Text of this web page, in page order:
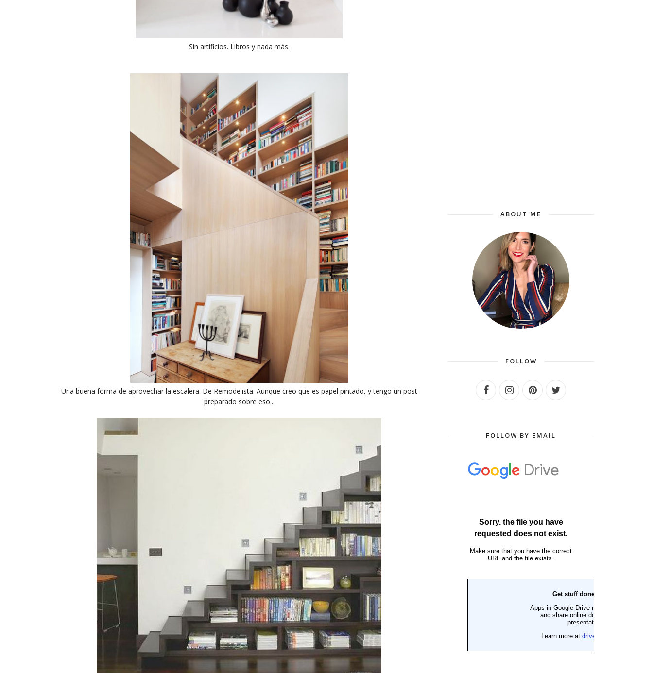
Sin artificios. Libros y nada más.
Una buena forma de aprovechar la escalera. De Remodelista. Aunque creo que es papel pintado, y tengo un post
preparado sobre eso...
ABOUT ME
FOLLOW
FOLLOW BY EMAIL